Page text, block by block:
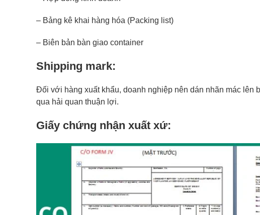
– Bảng kê khai hàng hóa (Packing list)
– Biên bản bàn giao container
Shipping mark:
Đối với hàng xuất khẩu, doanh nghiệp nên dán nhãn mác lên
qua hải quan thuận lợi.
Giấy chứng nhận xuất xứ: